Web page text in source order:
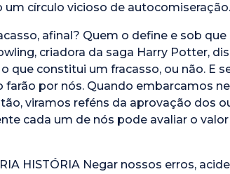
círculo vicioso de autocomiseração.
afinal? Quem o define e sob
criadora da saga Harry Potter,
que constitui um fracasso, ou não. E
farão por nós. Quando embarcamos
viramos reféns da aprovação dos
cada um de nós pode avaliar o
HISTÓRIA Negar nossos erros,